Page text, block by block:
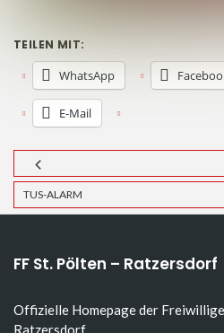
TEILEN MIT:
WhatsApp
E-Mail
TUS-ALARM
FF St. Pölten – Ratzersdorf
Offizielle Homepage der
Ratzersdorf